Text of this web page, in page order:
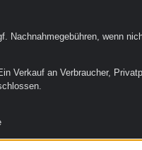
Nachnahmegebühren, wenn
an Verbraucher,